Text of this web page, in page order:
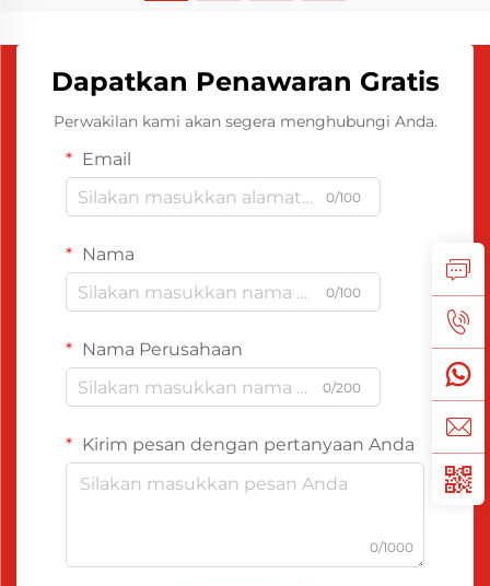
Dapatkan Penawaran Gratis
Perwakilan kami akan segera menghubungi Anda.
Email
0/100
Nama
0/100
Nama Perusahaan
0/200
Kirim pesan dengan pertanyaan Anda
0/1000